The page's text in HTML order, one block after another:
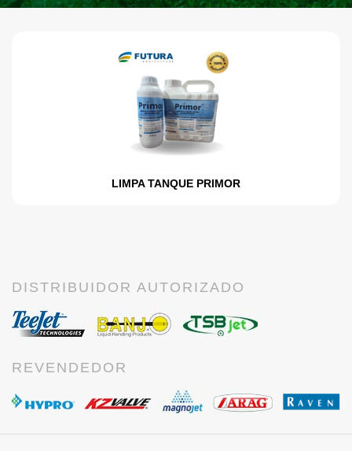
LIMPA TANQUE PRIMOR
DISTRIBUIDOR AUTORIZADO
REVENDEDOR